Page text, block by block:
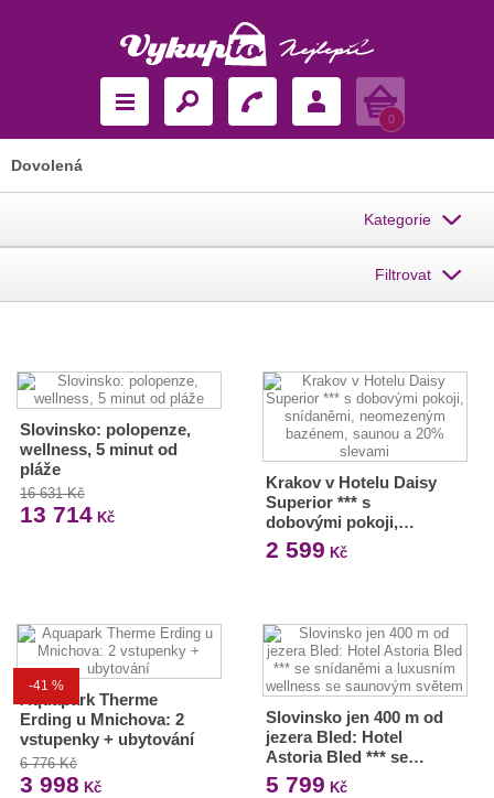
Košík
0
Dovolená
Kategorie
Filtrovat
Slovinsko: polopenze,
wellness, 5 minut od
pláže
16 631 Kč
13 714 Kč
Krakov v Hotelu Daisy
Superior *** s
dobovými pokoji,…
2 599 Kč
-41 %
Aquapark Therme
Erding u Mnichova: 2
vstupenky + ubytování
6 776 Kč
3 998 Kč
Slovinsko jen 400 m od
jezera Bled: Hotel
Astoria Bled *** se…
5 799 Kč